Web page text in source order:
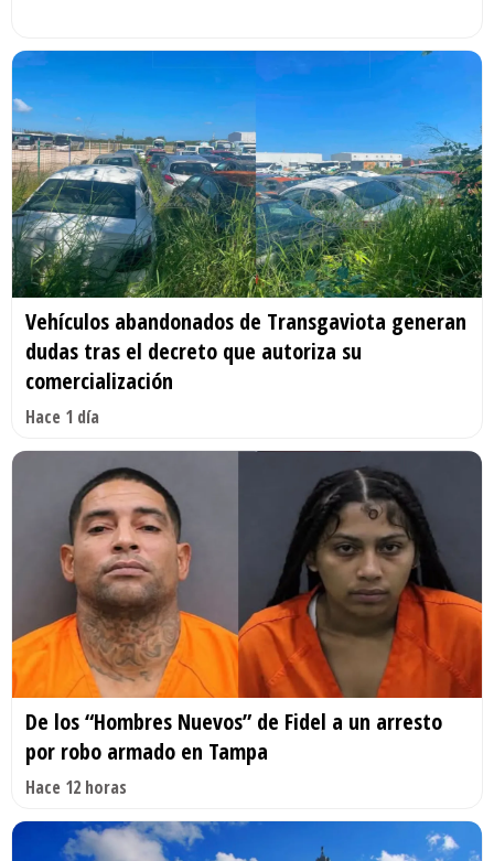
Vehículos abandonados de Transgaviota generan
dudas tras el decreto que autoriza su
comercialización
Hace 1 día
De los “Hombres Nuevos” de Fidel a un arresto
por robo armado en Tampa
Hace 12 horas